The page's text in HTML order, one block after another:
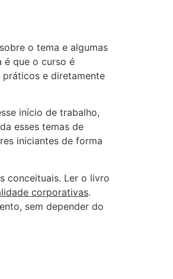
o tema e algumas
é que o curso é
e diretamente
início de trabalho,
esses temas de
iniciantes de forma
conceituais. Ler o livro
corporativas.
sem depender do